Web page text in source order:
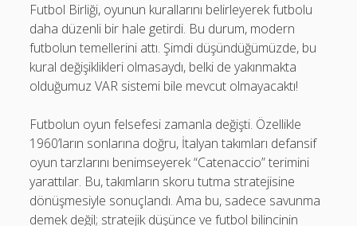
Futbol Birliği, oyunun kurallarını belirleyerek futbolu
daha düzenli bir hale getirdi. Bu durum, modern
futbolun temellerini attı. Şimdi düşündüğümüzde, bu
kural değişiklikleri olmasaydı, belki de yakınmakta
olduğumuz VAR sistemi bile mevcut olmayacaktı!
Futbolun oyun felsefesi zamanla değişti. Özellikle
1960’ların sonlarına doğru, İtalyan takımları defansif
oyun tarzlarını benimseyerek “Catenaccio” terimini
yarattılar. Bu, takımların skoru tutma stratejisine
dönüşmesiyle sonuçlandı. Ama bu, sadece savunma
demek değil; stratejik düşünce ve futbol bilincinin